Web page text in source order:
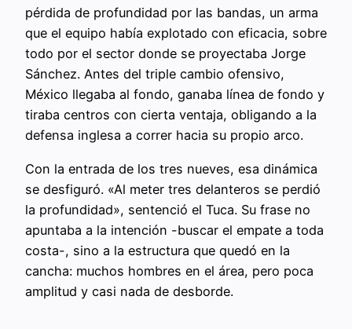
pérdida de profundidad por las bandas, un arma
que el equipo había explotado con eficacia, sobre
todo por el sector donde se proyectaba Jorge
Sánchez. Antes del triple cambio ofensivo,
México llegaba al fondo, ganaba línea de fondo y
tiraba centros con cierta ventaja, obligando a la
defensa inglesa a correr hacia su propio arco.
Con la entrada de los tres nueves, esa dinámica
se desfiguró. «Al meter tres delanteros se perdió
la profundidad», sentenció el Tuca. Su frase no
apuntaba a la intención -buscar el empate a toda
costa-, sino a la estructura que quedó en la
cancha: muchos hombres en el área, pero poca
amplitud y casi nada de desborde.